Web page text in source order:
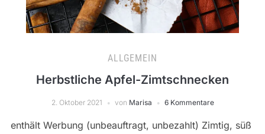
ALLGEMEIN
Herbstliche Apfel-Zimtschnecken
2. Oktober 2021 von Marisa 6 Kommentare
enthält Werbung (unbeauftragt, unbezahlt) Zimtig, süß